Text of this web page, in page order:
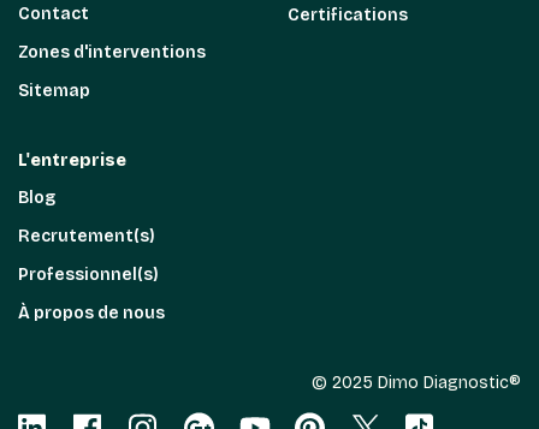
Contact
Zones d'interventions
Sitemap
Certifications
L'entreprise
Blog
Recrutement(s)
Professionnel(s)
À propos de nous
© 2025 Dimo Diagnostic®